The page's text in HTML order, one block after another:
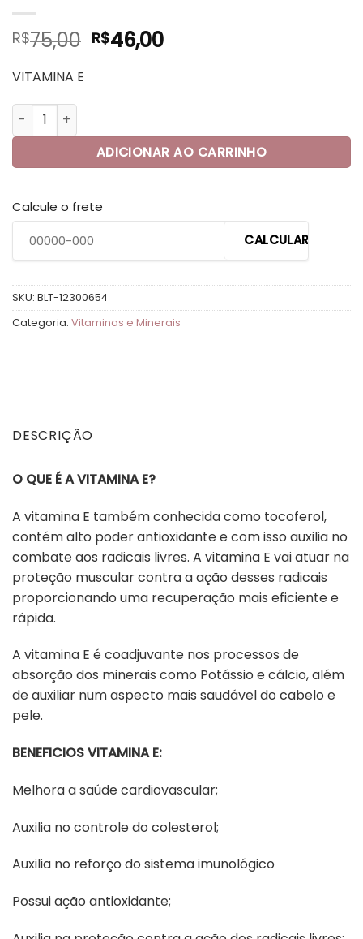
R$75,00 O
preço
R$46,00O
VITAMINA E
VITAMINA E 600 UI 60 CÁPSULAS quantidade
ADICIONAR AO CARRINHO
Calcule o frete
CALCULAR
SKU: BLT-12300654
Categoria: Vitaminas e Minerais
DESCRIÇÃO
O QUE É A VITAMINA E?
A vitamina E também conhecida como tocoferol,
contém alto poder antioxidante e com isso auxilia no
combate aos radicais livres. A vitamina E vai atuar na
proteção muscular contra a ação desses radicais
proporcionando uma recuperação mais eficiente e
rápida.
A vitamina E é coadjuvante nos processos de
absorção dos minerais como Potássio e cálcio, além
de auxiliar num aspecto mais saudável do cabelo e
pele.
BENEFICIOS VITAMINA E:
Melhora a saúde cardiovascular;
Auxilia no controle do colesterol;
Auxilia no reforço do sistema imunológico
Possui ação antioxidante;